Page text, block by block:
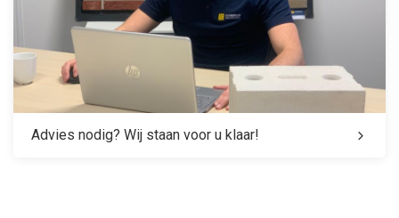
Advies nodig? Wij staan voor u klaar!